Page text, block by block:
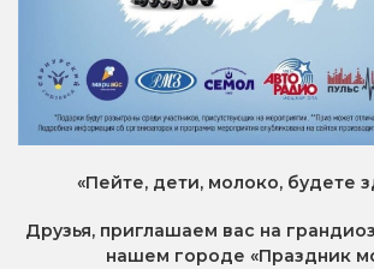
«Пейте, дети, молоко, будете
Друзья, приглашаем вас на
нашем городе «Праздник